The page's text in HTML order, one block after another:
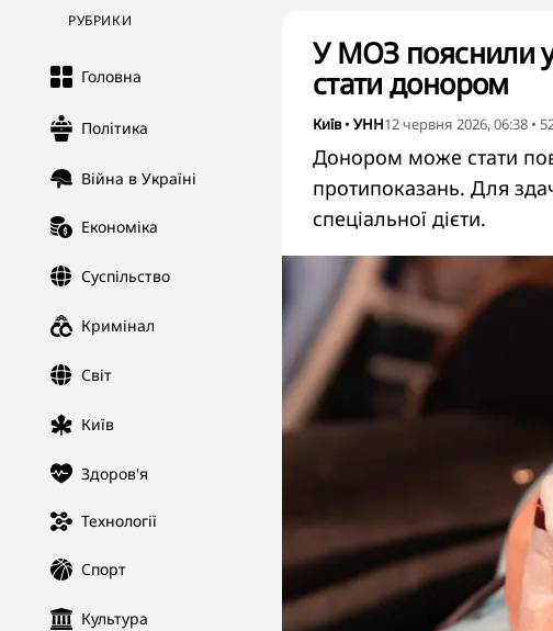
РУБРИКИ
Головна
Політика
Війна в Україні
Економіка
Суспільство
Кримінал
Світ
Київ
Здоров'я
Технології
Спорт
Культура
У МОЗ пояснили
стати донором
Київ• УНН12 червня 2026, 06:38 •
Донором може стати
протипоказань. Для
спеціальної дієти.